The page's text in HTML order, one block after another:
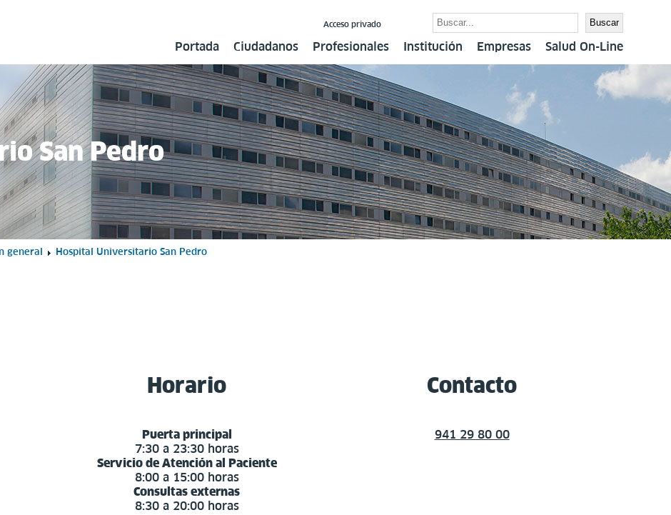
Buscar
Acceso privado
Portada Ciudadanos Profesionales Institución Empresas Salud On-Line
San Pedro
general Hospital Universitario San Pedro
Horario
Puerta principal
7:30 a 23:30 horas
Servicio de Atención al Paciente
8:00 a 15:00 horas
Consultas externas
8:30 a 20:00 horas
Contacto
941 29 80 00